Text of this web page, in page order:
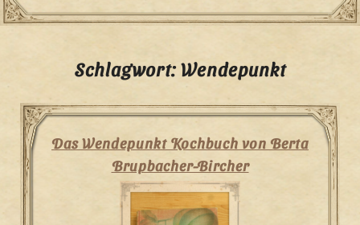
Schlagwort:Wendepunkt
Das Wendepunkt Kochbuch von Berta
Brupbacher-Bircher